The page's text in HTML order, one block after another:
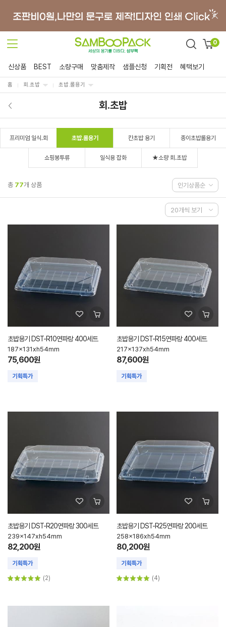
0
신상품 BEST 소량구매 맞춤제작 샘플신청 기획전 혜택보기
홈 회.초밥 초밥.롤용기
회.초밥
프리미엄 일식.회 초밥.롤용기 칸초밥 용기 종이초밥롤용기
쇼핑봉투류 일식용 잡화 ★소량 회.초밥
총 77개 상품
초밥용기 DST-R10연파랑 400세트
187x131xh54mm
75,600원
초밥용기 DST-R15연파랑 400세트
217x137xh54mm
87,600원
초밥용기 DST-R20연파랑 300세트
239x147xh54mm
82,200원
(2)
초밥용기 DST-R25연파랑 200세트
258x186xh54mm
80,200원
(4)